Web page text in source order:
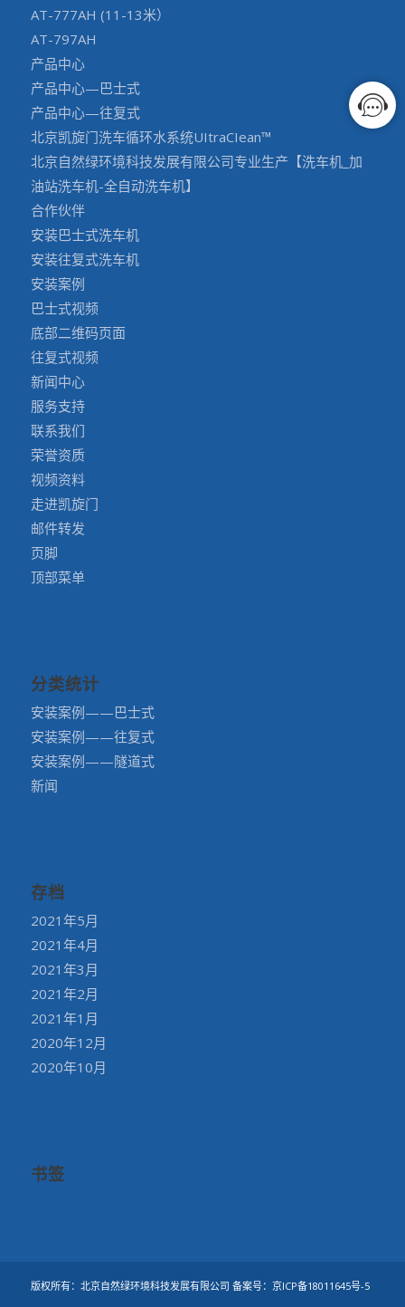
AT-777AH (11-13米）
AT-797AH
产品中心
产品中心—巴士式
产品中心—往复式
北京凯旋门洗车循环水系统UItraCIean™
北京自然绿环境科技发展有限公司专业生产【洗车机_加
油站洗车机-全自动洗车机】
合作伙伴
安装巴士式洗车机
安装往复式洗车机
安装案例
巴士式视频
底部二维码页面
往复式视频
新闻中心
服务支持
联系我们
荣誉资质
视频资料
走进凯旋门
邮件转发
页脚
顶部菜单
分类统计
安装案例——巴士式
安装案例——往复式
安装案例——隧道式
新闻
存档
2021年5月
2021年4月
2021年3月
2021年2月
2021年1月
2020年12月
2020年10月
书签
版权所有：北京自然绿环境科技发展有限公司 备案号： 京ICP备18011645号-5